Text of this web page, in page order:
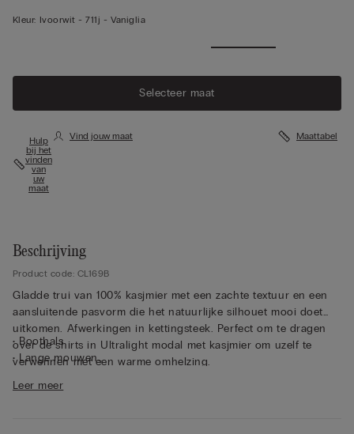
Kleur: Ivoorwit -711j - Vaniglia
Selecteer maat
Hulp
bij het
vinden
van
uw
maat
Vind jouw maat Maattabel
Beschrijving
Product code: CL169B
Gladde trui van 100% kasjmier met een zachte textuur en een
aansluitende pasvorm die het natuurlijke silhouet mooi doet
uitkomen. Afwerkingen in kettingsteek. Perfect om te dragen
over de shirts in Ultralight modal met kasjmier om uzelf te
verwennen met een warme omhelzing.
• Boothals
• Lange mouwen
• Het model is 175 cm lang en draagt maat S
Leer meer